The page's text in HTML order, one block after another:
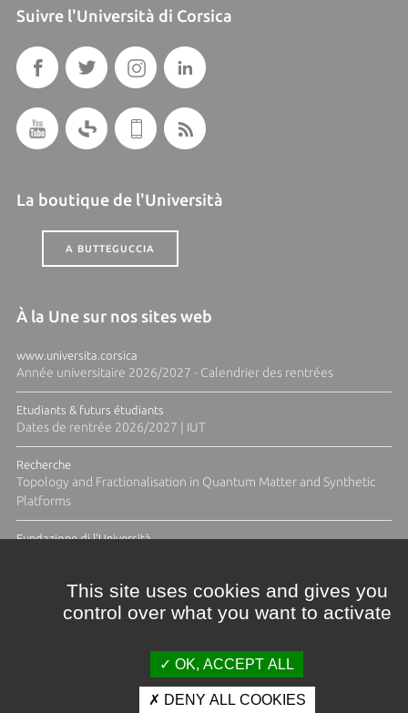
Suivre l'Università di Corsica
La boutique de l'Università
A BUTTEGUCCIA
À la Une sur nos sites web
www.universita.corsica
Année universitaire 2026/2027 - Calendrier des rentrées
Etudiants & futurs étudiants
Dates de rentrée 2026/2027 | IUT
Recherche
Topology and Fractionalisation in Quantum Matter and Synthetic
Platforms
Fundazione di l'Università
This site uses cookies and gives you
control over what you want to activate
OK, ACCEPT ALL
DENY ALL COOKIES